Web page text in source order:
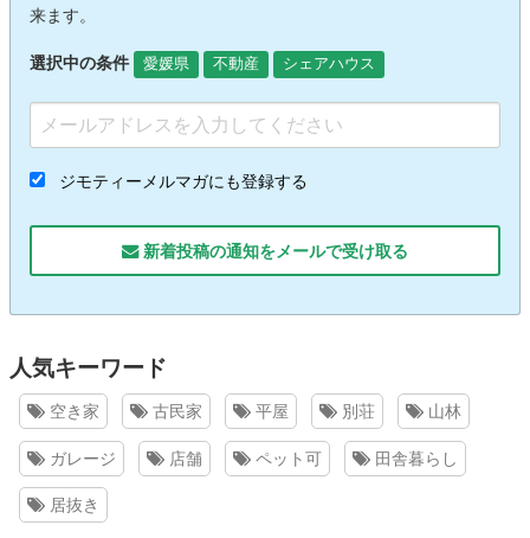
来ます。
選択中の条件 愛媛県 不動産 シェアハウス
ジモティーメルマガにも登録する
新着投稿の通知をメールで受け取る
人気キーワード
空き家 古民家 平屋 別荘 山林
ガレージ 店舗 ペット可 田舎暮らし
居抜き